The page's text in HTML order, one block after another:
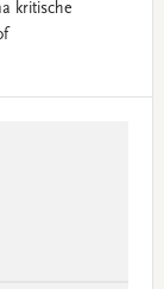
kritische